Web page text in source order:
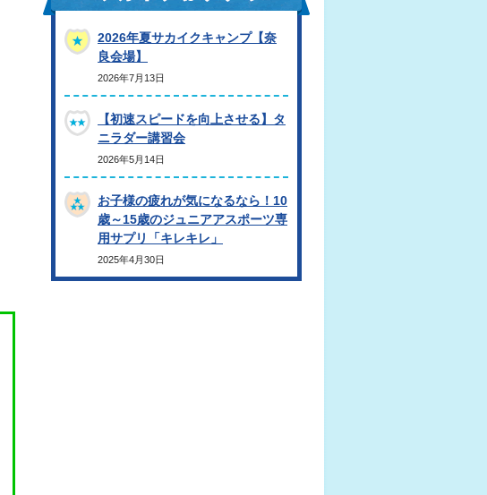
2026年夏サカイクキャンプ【奈
良会場】
2026年7月13日
【初速スピードを向上させる】タ
ニラダー講習会
2026年5月14日
お子様の疲れが気になるなら！10
歳～15歳のジュニアアスポーツ専
用サプリ「キレキレ」
2025年4月30日